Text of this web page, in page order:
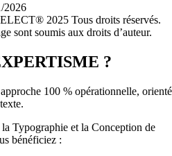
2026
2025 Tous droits réservés.
sont soumis aux droits d’auteur.
?
100 % opérationnelle,
Typographie et la Conception de
bénéficiez :